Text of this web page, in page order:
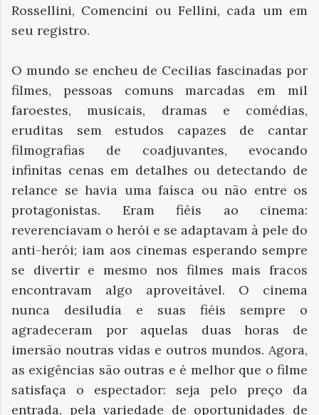
Rossellini, Comencini ou Fellini, cada um em
seu registro.
O mundo se encheu de Cecilias fascinadas por
filmes, pessoas comuns marcadas em mil
faroestes, musicais, dramas e comédias,
eruditas sem estudos capazes de cantar
filmografias de coadjuvantes, evocando
infinitas cenas em detalhes ou detectando de
relance se havia uma faísca ou não entre os
protagonistas. Eram fiéis ao cinema:
reverenciavam o herói e se adaptavam à pele do
anti-herói; iam aos cinemas esperando sempre
se divertir e mesmo nos filmes mais fracos
encontravam algo aproveitável. O cinema
nunca desiludia e suas fiéis sempre o
agradeceram por aquelas duas horas de
imersão noutras vidas e outros mundos. Agora,
as exigências são outras e é melhor que o filme
satisfaça o espectador: seja pelo preço da
entrada, pela variedade de oportunidades de